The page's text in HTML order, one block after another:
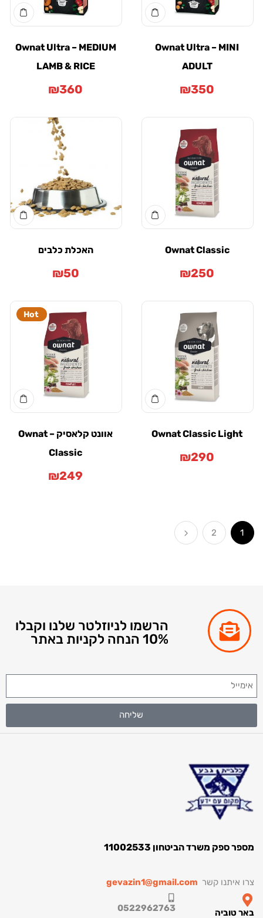
Ownat Ultra – MINI
ADULT
₪350
Ownat Ultra – MEDIUM
LAMB & RICE
₪360
Ownat Classic
₪250
האכלת כלבים
₪50
Ownat Classic Light
₪290
Hot
אוונט קלאסיק – Ownat
Classic
₪249
1
2
הרשמו לניוזלטר שלנו וקבלו
10% הנחה לקניות באתר
שליחה
מספר ספק משרד הביטחון 11002533
צרו איתנו קשרgevazin1@gmail.com
באר טוביה 0522962763